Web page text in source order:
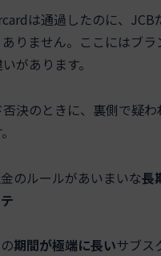
は通過したのに、JCB
りません。ここにはブ
があります。
決のときに、裏側で疑
のルールがあいまいな長
期間が極端に長いサブス